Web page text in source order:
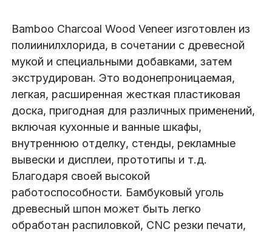
Bamboo Charcoal Wood Veneer изготовлен из
полиинилхлорида, в сочетании с древесной
мукой и специальными добавками, затем
экструдирован. Это водонепроницаемая,
легкая, расширенная жесткая пластиковая
доска, пригодная для различных применений,
включая кухонные и ванные шкафы,
внутреннюю отделку, стенды, рекламные
вывески и дисплеи, прототипы и т.д.
Благодаря своей высокой
работоспособности. Бамбуковый уголь
древесный шпон может быть легко
обработан распиловкой, CNC резки печати,